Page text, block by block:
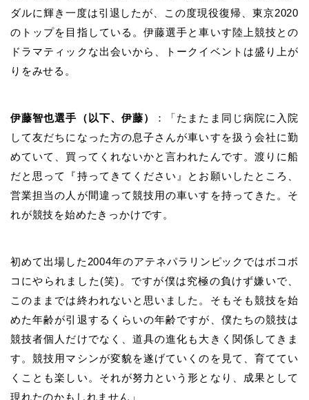
ダルに輝き一度は引退したが、この度現役復帰、東京2020
のトップを目指している。伊藤選手と車いす陸上競技との
ドラマティックな出会いから、トークイベントは盛り上が
りをみせる。
伊藤智也選手（以下、伊藤）
：「たまたま同じ病院に入院
して友だちになった方の息子さんが車いすを扱う会社に勤
めていて、買ってくれないかと言われたんです。渡りに船
だと思って『持ってきてください』とお願いしたところ、
営業担当の人が間違って競技用の車いすを持ってきた。そ
れが競技を始めたきっかけです。
初めて出場した 2004年のアテネパラリンピックではボコボ
コにやられました (笑) 。ですが僕は究極の負けず嫌いで、
このままでは終われないと思いました。そもそも競技を始
めた年齢が引退するくらいの年齢ですが、僕たちの競技は
競技者個人だけでなく、道具の進化も大きく関係してきま
す。競技用マシンが変貌を遂げていくのを見て、育ててい
くことも楽しい。それが努力という形となり、成果として
現れたのかもしれません」